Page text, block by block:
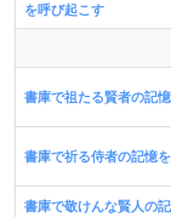
を呼び起こす
書庫で祖たる賢者の記
書庫で祈る侍者の記憶
書庫で敬けんな賢人の